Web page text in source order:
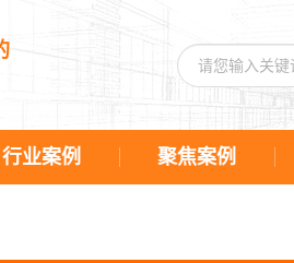
行业案例 聚焦案例